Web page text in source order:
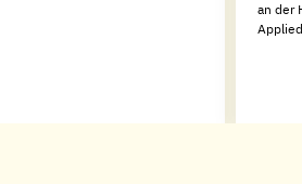
an der